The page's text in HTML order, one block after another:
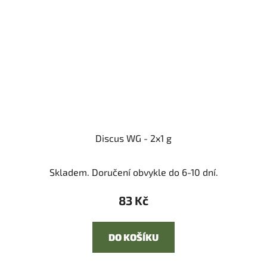
Discus WG - 2x1 g
Skladem. Doručení obvykle do 6-10 dní.
83 Kč
DO KOŠÍKU